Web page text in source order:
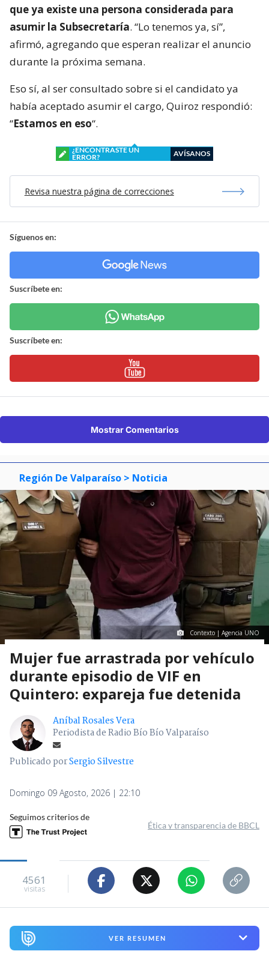
que ya existe una persona considerada para
asumir la Subsecretaría. “Lo tenemos ya, sí”,
afirmó, agregando que esperan realizar el anuncio
durante la próxima semana.
Eso sí, al ser consultado sobre si el candidato ya
había aceptado asumir el cargo, Quiroz respondió:
“Estamos en eso“.
¿ENCONTRASTE UN
ERROR?
AVÍSANOS
Revisa nuestra página de correcciones
Síguenos en:
Suscríbete en:
Suscríbete en:
Mostrar Comentarios
Región De Valparaíso > Noticia
Contexto | Agencia UNO
Mujer fue arrastrada por vehículo
durante episodio de VIF en
Quintero: expareja fue detenida
Aníbal Rosales Vera
Periodista de Radio Bío Bío Valparaíso
Publicado porSergio Silvestre
Domingo 09 Agosto, 2026 | 22:10
Seguimos criterios de
Ética y transparencia de BBCL
4561
visitas
VER RESUMEN